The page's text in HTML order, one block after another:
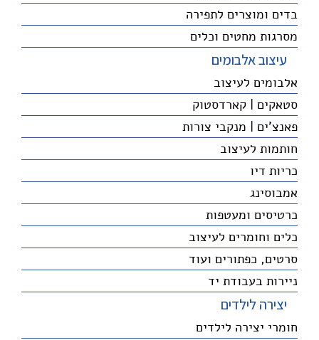
בדים ומוצרים לתפירה
מסרגות מחטים וכלים
עיצוב אלבומים
אלבומים לעיצוב
סטאקים | קארדסטוק
פאנצ'ים | מנקבי צורות
חותמות לעיצוב
כריות דיו
אמבוסינג
כרטיסים ומעטפות
כלים וחומרים לעיצוב
סרטים, כפתורים ועוד
ניירות בעבודת יד
יצירה לילדים
חומרי יצירה לילדים